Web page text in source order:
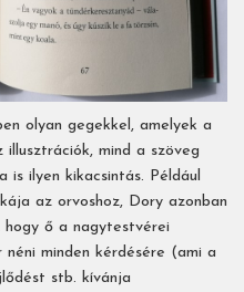
olyan gegekkel, amelyek a
mind a szöveg
ilyen kikacsintás. Például
az orvoshoz, Dory azonban
ő a nagytestvérei
minden kérdésére (ami a
stb. kívánja